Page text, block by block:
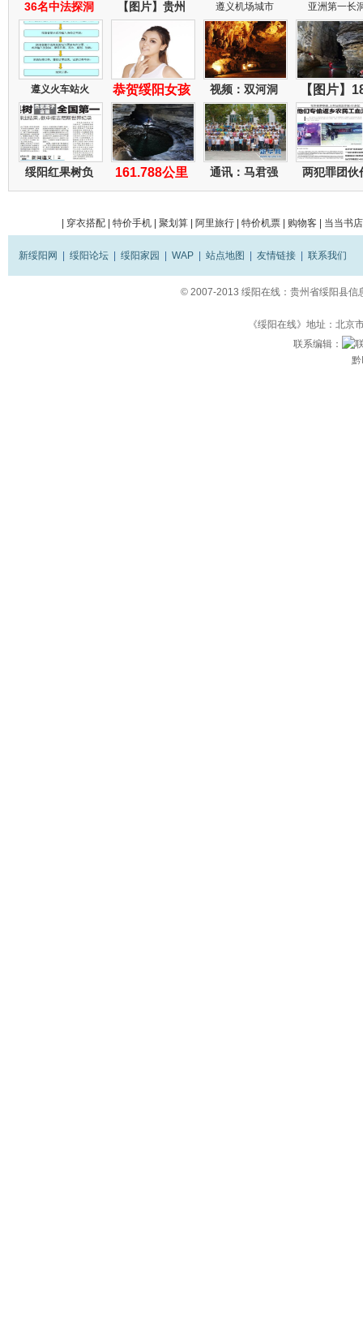
36名中法探洞 【图片】贵州 遵义机场城市 亚洲第一长
遵义火车站火 恭贺绥阳女孩 视频：双河洞 【图片】
绥阳红果树负 161.788公里 通讯：马君强 两犯罪团
穿衣搭配| 特价手机| 聚划算| 阿里旅行| 特价机票| 购物客| 当当书店
新绥阳网 绥阳论坛 绥阳家园 WAP 站点地图 友情链接 联系我们
© 2007-2013 绥阳在线：贵州省绥阳县信
《绥阳在线》地址：北
联系编辑：